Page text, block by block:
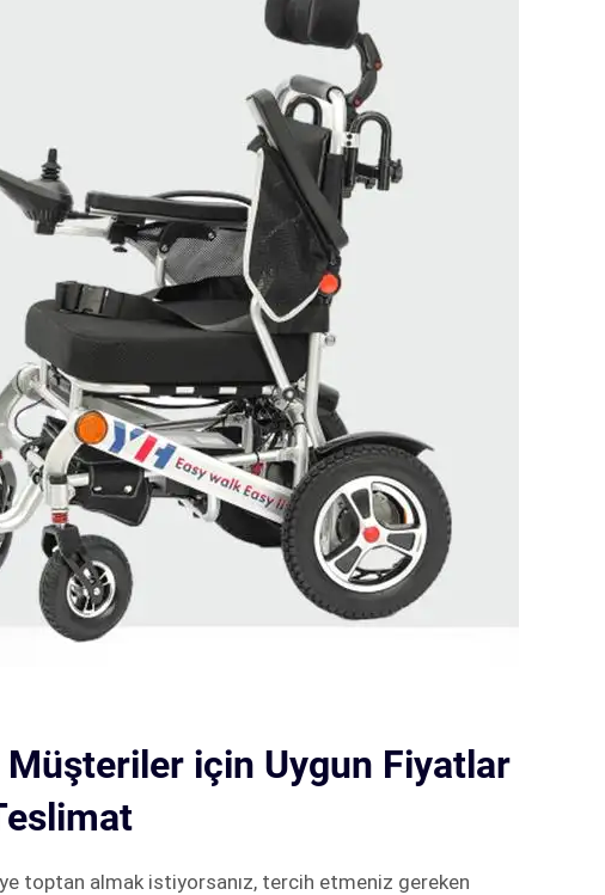
Müşteriler için Uygun Fiyatlar
toptan almak istiyorsanız, tercih etmeniz gereken